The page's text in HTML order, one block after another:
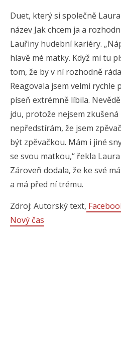
Duet, který si společně
název Jak chcem ja a
Lauřiny hudební kariéry.
hlavě mé matky. Když mi tu
tom, že by v ní rozhodně
Reagovala jsem velmi rychle
píseň extrémně líbila.
jdu, protože nejsem zkušená
nepředstírám, že jsem
být zpěvačkou. Mám i jiné
se svou matkou,“ řekla
Zároveň dodala, že ke své
a má před ní trému.
Zdroj: Autorský text,
Nový čas